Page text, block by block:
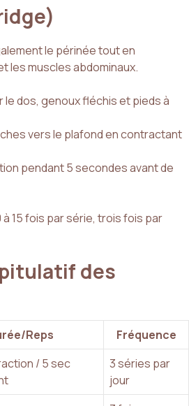
le périnée tout en
les muscles abdominaux.
le dos, genoux fléchis et pieds à
vers le plafond en contractant
pendant 5 secondes avant de
15 fois par série, trois fois par
des
Reps Fréquence
/ 5 sec
3 séries par
jour